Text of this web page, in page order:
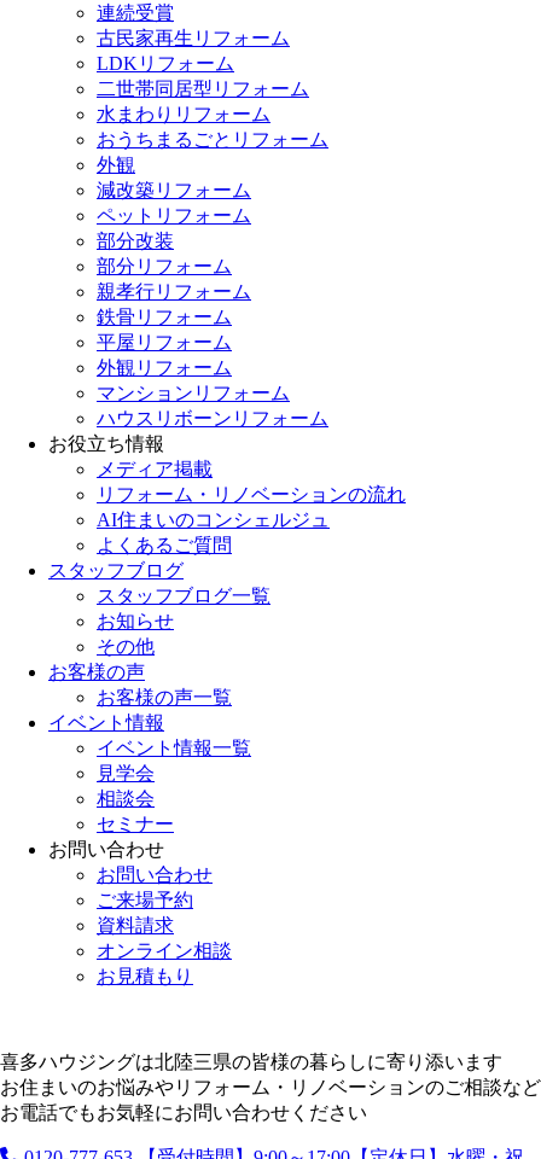
連続受賞
古民家再生リフォーム
LDKリフォーム
二世帯同居型リフォーム
水まわりリフォーム
おうちまるごとリフォーム
外観
減改築リフォーム
ペットリフォーム
部分改装
部分リフォーム
親孝行リフォーム
鉄骨リフォーム
平屋リフォーム
外観リフォーム
マンションリフォーム
ハウスリボーンリフォーム
お役立ち情報
メディア掲載
リフォーム・リノベーションの流れ
AI住まいのコンシェルジュ
よくあるご質問
スタッフブログ
スタッフブログ一覧
お知らせ
その他
お客様の声
お客様の声一覧
イベント情報
イベント情報一覧
見学会
相談会
セミナー
お問い合わせ
お問い合わせ
ご来場予約
資料請求
オンライン相談
お見積もり
喜多ハウジングは北陸三県の皆様の暮らしに寄り添います
お住まいのお悩みやリフォーム・リノベーションのご相談など
お電話でもお気軽にお問い合わせください